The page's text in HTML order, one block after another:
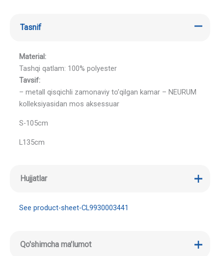
Tasnif
Material:
Tashqi qatlam: 100% polyester
Tavsif:
– metall qisqichli zamonaviy to’qilgan kamar – NEURUM
kolleksiyasidan mos aksessuar
S-105cm
L135cm
Hujjatlar
See product-sheet-CL9930003441
Qo'shimcha ma'lumot